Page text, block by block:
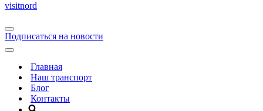
visitnord
Подписаться на новости
Главная
Наш транспорт
Блог
Контакты